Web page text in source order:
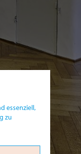
essenziell,
zu